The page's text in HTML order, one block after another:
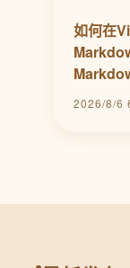
如何在
2026/8/6